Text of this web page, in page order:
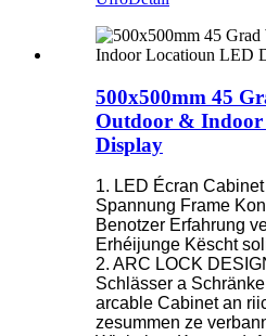
500x500mm 45
Outdoor &
Display
1. LED Écran
Spannung Frame
Benotzer Erfahrung
Erhéijunge Këscht
2. ARC LOCK
Schlässer a
arcable Cabinet an
zesummen ze